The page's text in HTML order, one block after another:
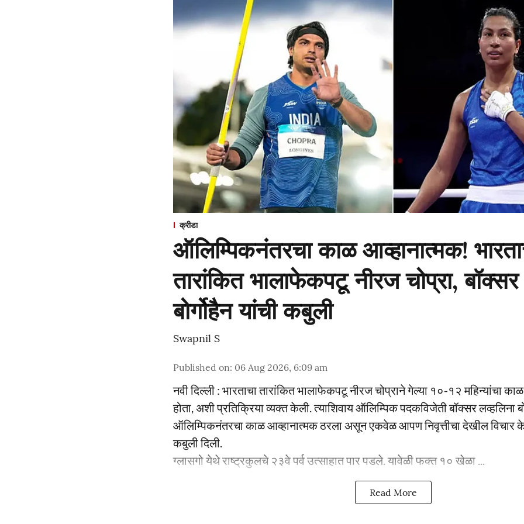
क्रीडा
ऑलिम्पिकनंतरचा काळ आव्हानात्मक!
तारांकित भालाफेकपटू नीरज चोप्रा, बॉक्सर
बोर्गोहैन यांची कबुली
Swapnil S
Published on: 06 Aug 2026, 6:09 am
नवी दिल्ली : भारताचा तारांकित भालाफेकपटू नीरज चोप्राने गेल्या १०-१२ महिन्यांचा
होता, अशी प्रतिक्रिया व्यक्त केली. त्याशिवाय ऑलिम्पिक पदकविजेती बॉक्सर लव्हलिना
ऑलिम्पिकनंतरचा काळ आव्हानात्मक ठरला असून एकवेळ आपण निवृत्तीचा देखील विचार
कबुली दिली.
ग्लासगो येथे राष्ट्रकुलचे २३वे पर्व उत्साहात पार पडले. यावेळी फक्त १० खेळा ...
Read More